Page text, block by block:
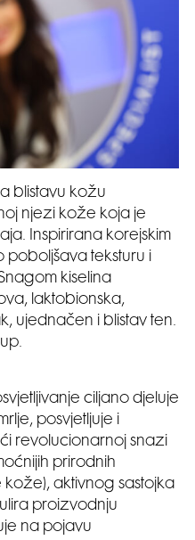
blistavu kožu
njezi kože koja je
Inspirirana korejskim
poboljšava teksturu i
kiselina
laktobionska,
ujednačen i blistav ten.
ciljano djeluje
posvjetljuje i
revolucionarnoj snazi
prirodnih
aktivnog sastojka
proizvodnju
na pojavu